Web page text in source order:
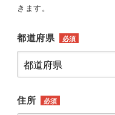
きます。
都道府県 必須
住所 必須